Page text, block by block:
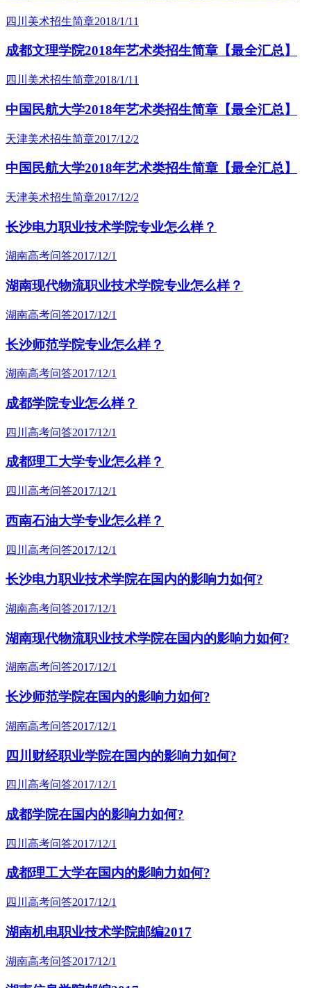
四川美术招生简章2018/1/11
成都文理学院2018年艺术类招生简章【最全汇总】
四川美术招生简章2018/1/11
中国民航大学2018年艺术类招生简章【最全汇总】
天津美术招生简章2017/12/2
中国民航大学2018年艺术类招生简章【最全汇总】
天津美术招生简章2017/12/2
长沙电力职业技术学院专业怎么样？
湖南高考问答2017/12/1
湖南现代物流职业技术学院专业怎么样？
湖南高考问答2017/12/1
长沙师范学院专业怎么样？
湖南高考问答2017/12/1
成都学院专业怎么样？
四川高考问答2017/12/1
成都理工大学专业怎么样？
四川高考问答2017/12/1
西南石油大学专业怎么样？
四川高考问答2017/12/1
长沙电力职业技术学院在国内的影响力如何?
湖南高考问答2017/12/1
湖南现代物流职业技术学院在国内的影响力如何?
湖南高考问答2017/12/1
长沙师范学院在国内的影响力如何?
湖南高考问答2017/12/1
四川财经职业学院在国内的影响力如何?
四川高考问答2017/12/1
成都学院在国内的影响力如何?
四川高考问答2017/12/1
成都理工大学在国内的影响力如何?
四川高考问答2017/12/1
湖南机电职业技术学院邮编2017
湖南高考问答2017/12/1